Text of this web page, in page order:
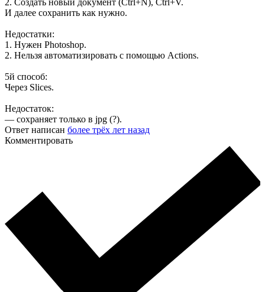
2. Создать новый документ (Ctrl+N), Ctrl+V.
И далее сохранить как нужно.
Недостатки:
1. Нужен Photoshop.
2. Нельзя автоматизировать с помощью Actions.
5й способ:
Через Slices.
Недостаток:
— сохраняет только в jpg (?).
Ответ написан более трёх лет назад
Комментировать